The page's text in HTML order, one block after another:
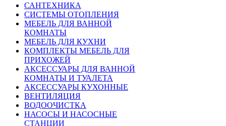
САНТЕХНИКА
СИСТЕМЫ ОТОПЛЕНИЯ
МЕБЕЛЬ ДЛЯ ВАННОЙ
КОМНАТЫ
МЕБЕЛЬ ДЛЯ КУХНИ
КОМПЛЕКТЫ МЕБЕЛЬ ДЛЯ
ПРИХОЖЕЙ
АКСЕССУАРЫ ДЛЯ ВАННОЙ
КОМНАТЫ И ТУАЛЕТА
АКСЕССУАРЫ КУХОННЫЕ
ВЕНТИЛЯЦИЯ
ВОДООЧИСТКА
НАСОСЫ И НАСОСНЫЕ
СТАНЦИИ